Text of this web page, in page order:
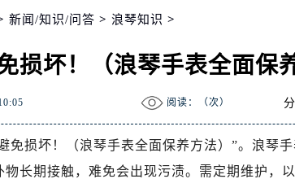
29号苏宁广场IFC国际金融中心写字楼35层3508室
5号盐城金融城写字楼1号楼16层1604室（需提前
399号置地商务中心东塔写字楼（华润万象城）
号华润大厦写字楼A座5层503-5室（需提前预
777号金华万达广场写字楼4号楼22层2209室（需
新闻/知识/问答 > 浪琴知识 >
损坏！（浪琴手表全面保
阅读：（次）
免损坏！（浪琴手表全面保养方法）”。浪琴
长期接触，难免会出现污渍。需定期维护，